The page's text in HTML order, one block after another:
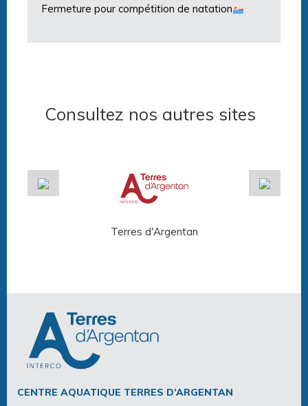
Fermeture pour compétition de natation
Consultez nos autres sites
Terres d'Argentan
CENTRE AQUATIQUE TERRES D’ARGENTAN